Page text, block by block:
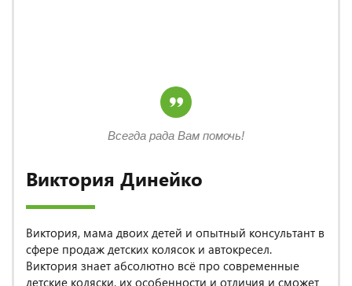
Виктория Динейко
Виктория, мама двоих детей и опытный консультант в
сфере продаж детских колясок и автокресел.
Виктория знает абсолютно всё про современные
детские коляски, их особенности и отличия и сможет
Всегда рада Вам помочь!